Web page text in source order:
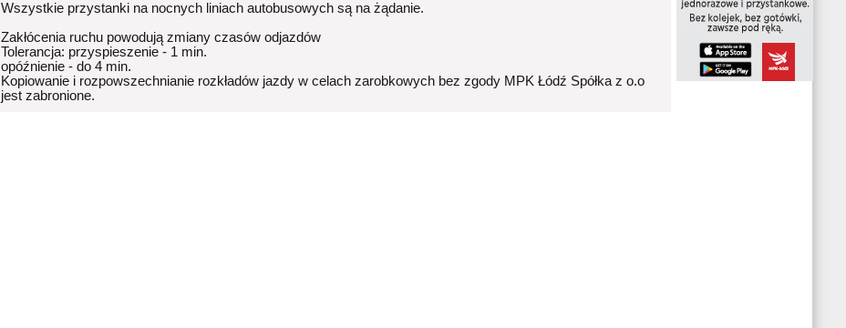
Wszystkie przystanki na nocnych liniach autobusowych są na żądanie.
Zakłócenia ruchu powodują zmiany czasów odjazdów
Tolerancja: przyspieszenie - 1 min.
opóźnienie - do 4 min.
Kopiowanie i rozpowszechnianie rozkładów jazdy w celach zarobkowych bez zgody MPK Łódź Spółka z o.o
jest zabronione.